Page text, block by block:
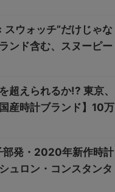
スウォッチ”だけじゃな
ンド含む、スヌーピー
超えられるか!? 東京、
産時計ブランド】10万
部発・2020年新作時計
ュロン・コンスタンタ